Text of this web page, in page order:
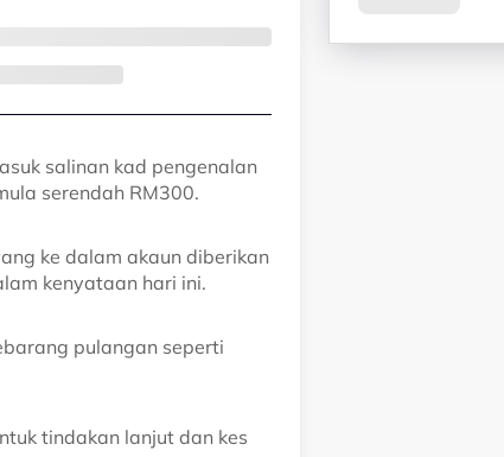
salinan kad pengenalan
serendah RM300.
ke dalam akaun diberikan
kenyataan hari ini.
pulangan seperti
tindakan lanjut dan kes